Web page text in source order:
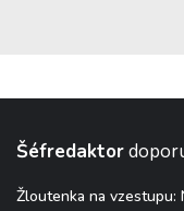
Šéfredaktor
Žloutenka na vzestupu: